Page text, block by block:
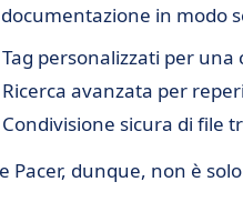
in modo
Tag personalizzati per una
Ricerca avanzata per
Condivisione sicura di file
Pacer, dunque, non è